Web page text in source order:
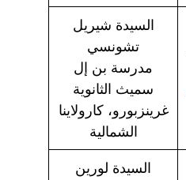
السيدة شيريل
تشونسي
مدرسة بن إل
سميث الثانوية
غرينزبورو، كارولاينا
الشمالية
السيدة لورين